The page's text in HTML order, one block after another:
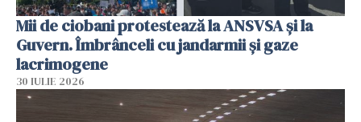
Mii de ciobani protestează la ANSVSA și la
Guvern. Îmbrânceli cu jandarmii și gaze
lacrimogene
30 IULIE 2026